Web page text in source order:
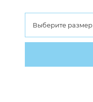
Выберите размер